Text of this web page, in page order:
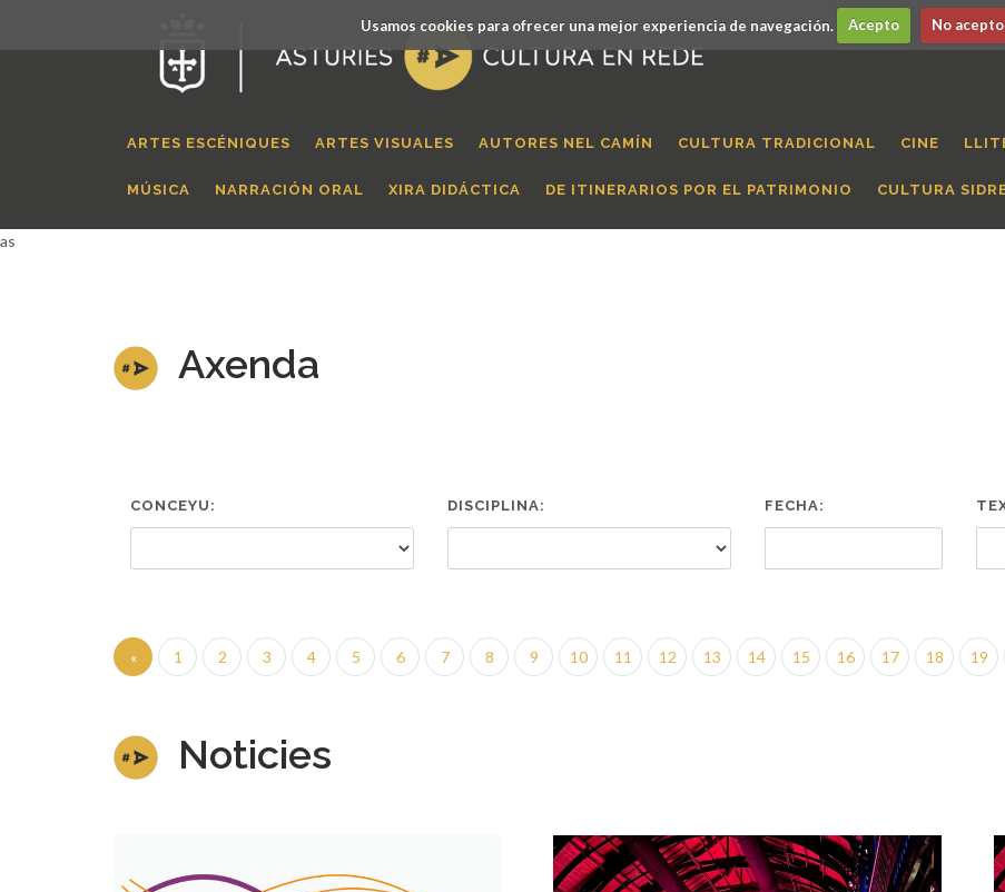
Usamos cookies para ofrecer una mejor experiencia de navegación. Acepto No acepto
ARTES ESCÉNIQUES ARTES VISUALES AUTORES NEL CAMÍN CULTURA TRADICIONAL CINE
MÚSICA NARRACIÓN ORAL XIRA DIDÁCTICA DE ITINERARIOS POR EL PATRIMONIO CULTURA
as
Axenda
CONCEYU: DISCIPLINA: FECHA:
« 1 2 3 4 5 6 7 8 9 10 11 12 13 14 15 16 17 18 19
Noticies